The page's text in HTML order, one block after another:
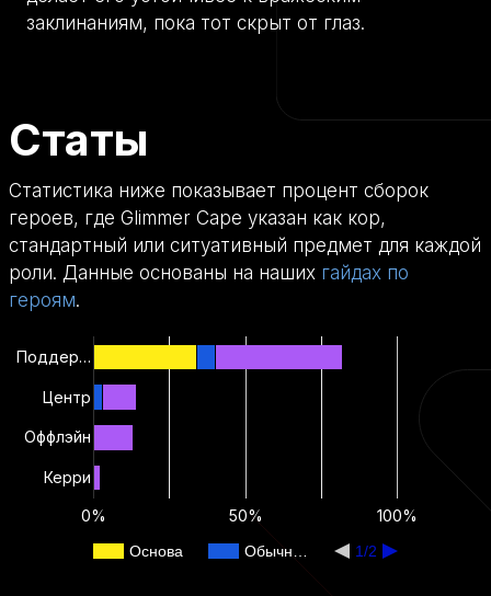
заклинаниям, пока тот скрыт от глаз.
Статы
Статистика ниже показывает процент сборок
героев, где Glimmer Cape указан как кор,
стандартный или ситуативный предмет для каждой
роли. Данные основаны на наших гайдах по
героям.
Основа Обычн… 1/2
0% 50% 100%
Поддер…
Центр
Оффлэйн
Керри